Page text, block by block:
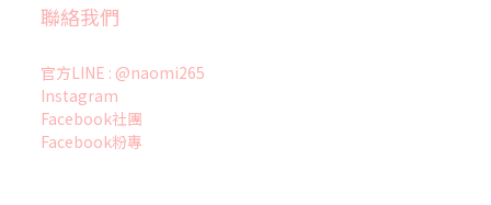
聯絡我們
官方LINE : @naomi265
Instagram
Facebook社團
Facebook粉專